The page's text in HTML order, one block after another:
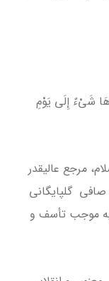
شَیْءٌ إِلَی یَوْمِ
مرجع عالیقدر
گلپایگانی
موجب تأسف و